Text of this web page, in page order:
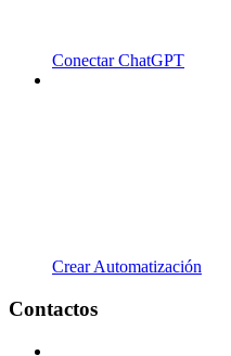
Conectar ChatGPT
Crear Automatización
Contactos